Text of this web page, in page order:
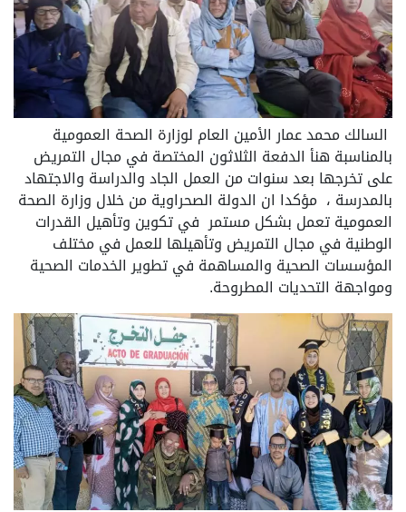
السالك محمد عمار الأمين العام لوزارة الصحة العمومية
بالمناسبة هنأ الدفعة الثلاثون المختصة في مجال التمريض
على تخرجها بعد سنوات من العمل الجاد والدراسة والاجتهاد
بالمدرسة ، مؤكدا ان الدولة الصحراوية من خلال وزارة الصحة
العمومية تعمل بشكل مستمر في تكوين وتأهيل القدرات
الوطنية في مجال التمريض وتأهيلها للعمل في مختلف
المؤسسات الصحية والمساهمة في تطوير الخدمات الصحية
ومواجهة التحديات المطروحة.